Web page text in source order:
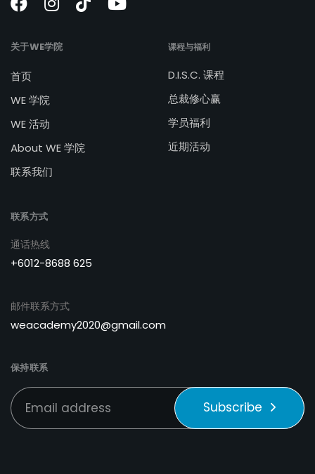
关于WE学院
首页
WE 学院
WE 活动
About WE 学院
联系我们
课程与福利
D.I.S.C. 课程
总裁修心赢
学员福利
近期活动
联系方式
通话热线
+6012-8688 625
邮件联系方式
weacademy2020@gmail.com
保持联系
Subscribe